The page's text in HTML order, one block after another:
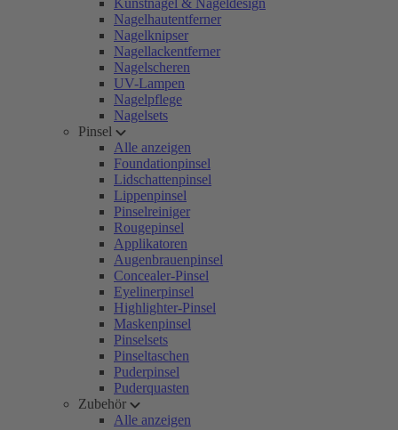
Kunstnägel & Nageldesign
Nagelhautentferner
Nagelknipser
Nagellackentferner
Nagelscheren
UV-Lampen
Nagelpflege
Nagelsets
Pinsel
Alle anzeigen
Foundationpinsel
Lidschattenpinsel
Lippenpinsel
Pinselreiniger
Rougepinsel
Applikatoren
Augenbrauenpinsel
Concealer-Pinsel
Eyelinerpinsel
Highlighter-Pinsel
Maskenpinsel
Pinselsets
Pinseltaschen
Puderpinsel
Puderquasten
Zubehör
Alle anzeigen